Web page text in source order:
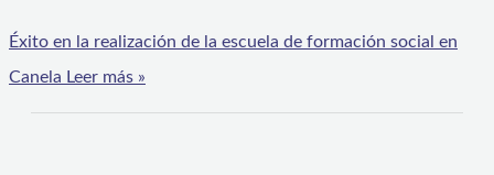
Éxito en la realización de la escuela de formación social en
Canela Leer más »